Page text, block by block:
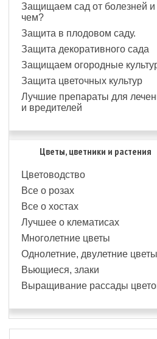
Защищаем сад от болезней и
чем?
Защита в плодовом саду.
Защита декоративного сада
Защищаем огородные
Защита цветочных культур
Лучшие препараты для
и вредителей
Цветы, цветники и растения
Цветоводство
Все о розах
Все о хостах
Лучшее о клематисах
Многолетние цветы
Однолетние, двулетние цветы
Вьющиеся, злаки
Выращивание рассады